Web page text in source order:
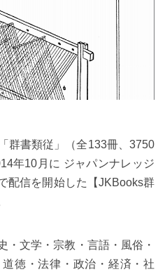
群書類従」（全133冊、3750
年10月に ジャパンナレッジ
配信を開始した【JKBooks群
・文学・宗教・言語・風俗・
徳・法律・政治・経済・社